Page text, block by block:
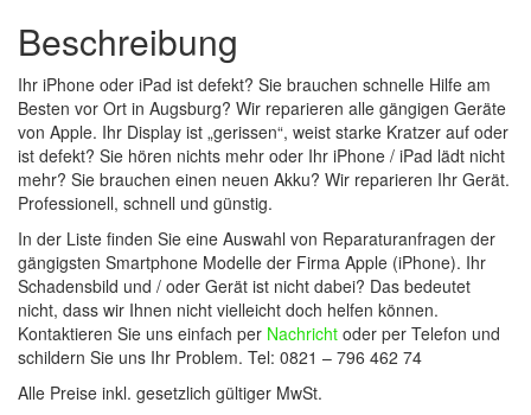
Beschreibung
Ihr iPhone oder iPad ist defekt? Sie brauchen schnelle Hilfe am
Besten vor Ort in Augsburg? Wir reparieren alle gängigen Geräte
von Apple. Ihr Display ist „gerissen“, weist starke Kratzer auf oder
ist defekt? Sie hören nichts mehr oder Ihr iPhone / iPad lädt nicht
mehr? Sie brauchen einen neuen Akku? Wir reparieren Ihr Gerät.
Professionell, schnell und günstig.
In der Liste finden Sie eine Auswahl von Reparaturanfragen der
gängigsten Smartphone Modelle der Firma Apple (iPhone). Ihr
Schadensbild und / oder Gerät ist nicht dabei? Das bedeutet
nicht, dass wir Ihnen nicht vielleicht doch helfen können.
Kontaktieren Sie uns einfach per Nachricht oder per Telefon und
schildern Sie uns Ihr Problem. Tel: 0821 – 796 462 74
Alle Preise inkl. gesetzlich gültiger MwSt.